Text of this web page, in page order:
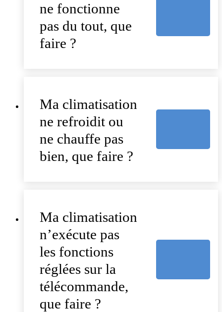
ne fonctionne
pas du tout, que
faire ?
Ma climatisation
ne refroidit ou
ne chauffe pas
bien, que faire ?
Ma climatisation
n’exécute pas
les fonctions
réglées sur la
télécommande,
que faire ?